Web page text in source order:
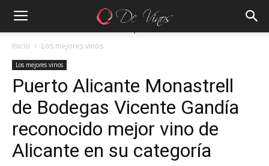
Inicio Los mejores vinos
Los mejores vinos
Puerto Alicante Monastrell
de Bodegas Vicente Gandía
reconocido mejor vino de
Alicante en su categoría